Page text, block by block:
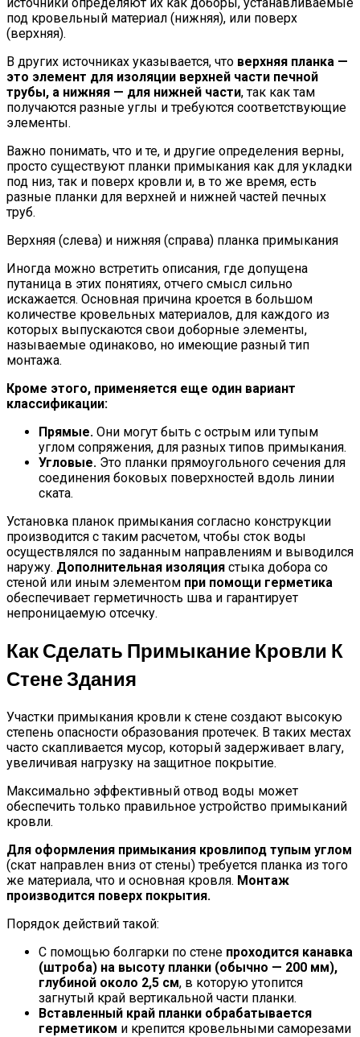
источники определяют их как доборы, устанавливаемые
под кровельный материал (нижняя), или поверх
(верхняя).
В других источниках указывается, что верхняя планка —
это элемент для изоляции верхней части печной
трубы, а нижняя — для нижней части, так как там
получаются разные углы и требуются соответствующие
элементы.
Важно понимать, что и те, и другие определения верны,
просто существуют планки примыкания как для укладки
под низ, так и поверх кровли и, в то же время, есть
разные планки для верхней и нижней частей печных
труб.
Верхняя (слева) и нижняя (справа) планка примыкания
Иногда можно встретить описания, где допущена
путаница в этих понятиях, отчего смысл сильно
искажается. Основная причина кроется в большом
количестве кровельных материалов, для каждого из
которых выпускаются свои доборные элементы,
называемые одинаково, но имеющие разный тип
монтажа.
Кроме этого, применяется еще один вариант
классификации:
Прямые. Они могут быть с острым или тупым
углом сопряжения, для разных типов примыкания.
Угловые. Это планки прямоугольного сечения для
соединения боковых поверхностей вдоль линии
ската.
Установка планок примыкания согласно конструкции
производится с таким расчетом, чтобы сток воды
осуществлялся по заданным направлениям и выводился
наружу. Дополнительная изоляция стыка добора со
стеной или иным элементом при помощи герметика
обеспечивает герметичность шва и гарантирует
непроницаемую отсечку.
Как Сделать Примыкание Кровли К
Стене Здания
Участки примыкания кровли к стене создают высокую
степень опасности образования протечек. В таких местах
часто скапливается мусор, который задерживает влагу,
увеличивая нагрузку на защитное покрытие.
Максимально эффективный отвод воды может
обеспечить только правильное устройство примыканий
кровли.
Для оформления примыкания кровлипод тупым углом
(скат направлен вниз от стены) требуется планка из того
же материала, что и основная кровля. Монтаж
производится поверх покрытия.
Порядок действий такой:
С помощью болгарки по стене проходится канавка
(штроба) на высоту планки (обычно — 200 мм),
глубиной около 2,5 см, в которую утопится
загнутый край вертикальной части планки.
Вставленный край планки обрабатывается
герметиком и крепится кровельными саморезами